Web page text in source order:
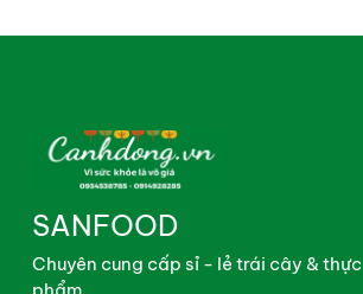
SANFOOD
Chuyên cung cấp sỉ - lẻ trái cây & thực